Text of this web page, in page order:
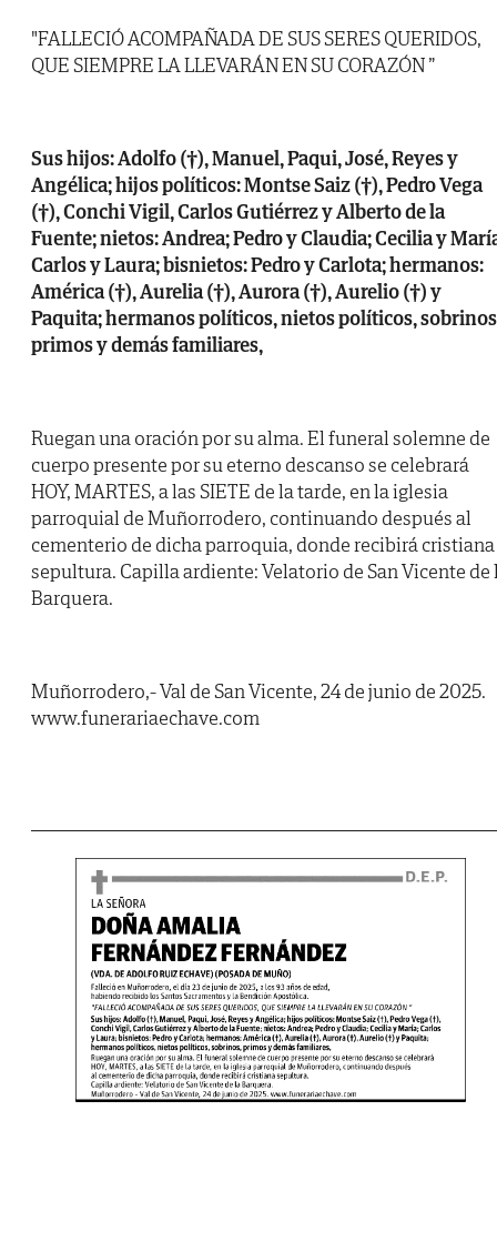
"FALLECIÓ ACOMPAÑADA DE SUS SERES QUERIDOS,
QUE SIEMPRE LA LLEVARÁN EN SU CORAZÓN ”
Sus hijos: Adolfo (†), Manuel, Paqui, José, Reyes y
Angélica; hijos políticos: Montse Saiz (†), Pedro Vega
(†), Conchi Vigil, Carlos Gutiérrez y Alberto de la
Fuente; nietos: Andrea; Pedro y Claudia; Cecilia y
Carlos y Laura; bisnietos: Pedro y Carlota; hermanos:
América (†), Aurelia (†), Aurora (†), Aurelio (†) y
Paquita; hermanos políticos, nietos políticos,
primos y demás familiares,
Ruegan una oración por su alma. El funeral solemne de
cuerpo presente por su eterno descanso se celebrará
HOY, MARTES, a las SIETE de la tarde, en la iglesia
parroquial de Muñorrodero, continuando después al
cementerio de dicha parroquia, donde recibirá cristiana
sepultura. Capilla ardiente: Velatorio de San Vicente de
Barquera.
Muñorrodero,- Val de San Vicente, 24 de junio de 2025.
www.funerariaechave.com